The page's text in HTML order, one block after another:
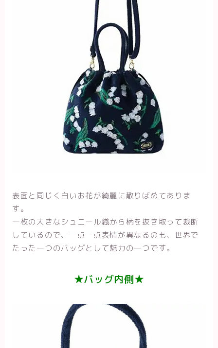
表面と同じく白いお花が綺麗に散りばめてありま
す。
一枚の大きなシュニール織から柄を抜き取って裁断
しているので、一点一点表情が異なるのも、世界で
たった一つのバッグとして魅力の一つです。
★バッグ内側★